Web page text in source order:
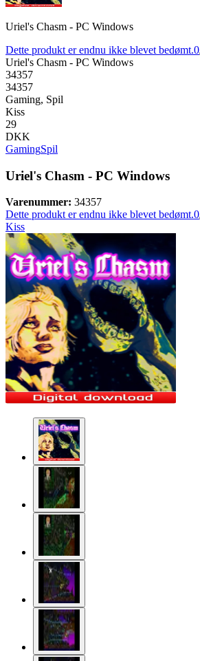
Uriel's Chasm - PC Windows
Dette produkt er endnu ikke blevet bedømt.0
Uriel's Chasm - PC Windows
34357
34357
Gaming, Spil
Kiss
29
DKK
GamingSpil
Uriel's Chasm - PC Windows
Varenummer: 34357
Dette produkt er endnu ikke blevet bedømt.0
Kiss